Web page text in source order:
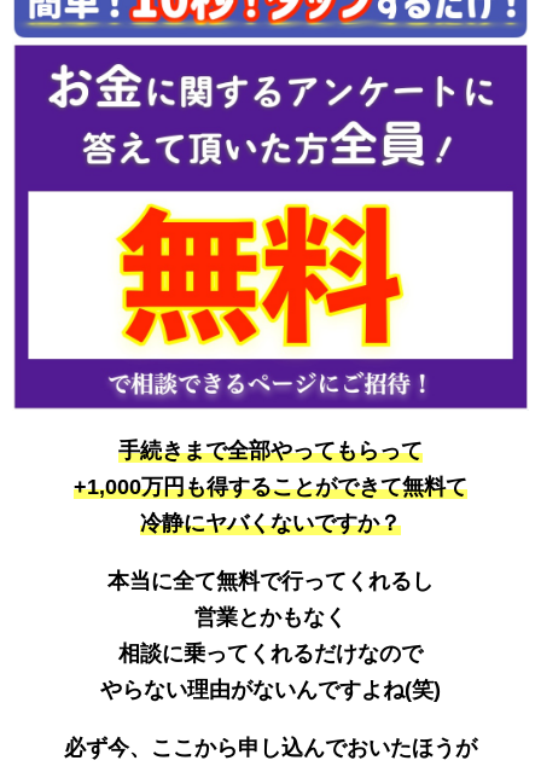
手続きまで全部やってもらって
+1,000万円も得することができて無料て
冷静にヤバくないですか？
本当に全て無料で行ってくれるし
営業とかもなく
相談に乗ってくれるだけなので
やらない理由がないんですよね(笑)
必ず今、ここから申し込んでおいたほうが